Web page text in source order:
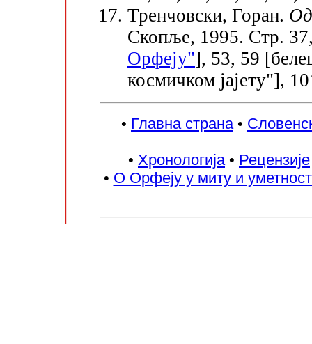
Тренчовски, Горан.
Скопље, 1995. Стр.
Орфеју"], 53, 59
космичком јајету"],
• Главна страна •
• Хронологија • Рецензије
• О Орфеју у миту и